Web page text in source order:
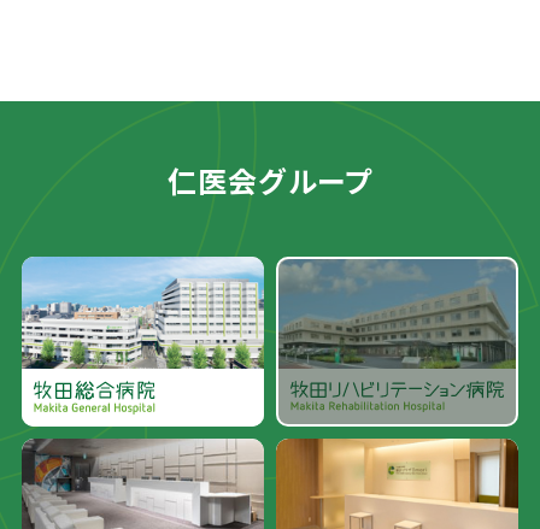
仁医会グループ